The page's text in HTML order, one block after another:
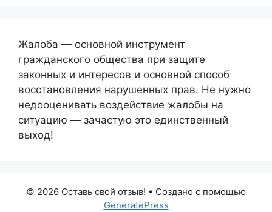
Жалоба — основной инструмент
гражданского общества при защите
законных и интересов и основной способ
восстановления нарушенных прав. Не нужно
недооценивать воздействие жалобы на
ситуацию — зачастую это единственный
выход!
© 2026 Оставь свой отзыв! • Создано с помощью
GeneratePress